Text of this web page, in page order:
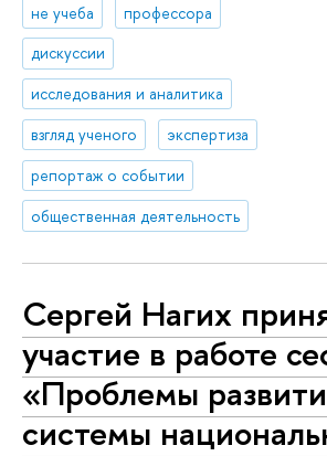
не учеба
профессора
дискуссии
исследования и аналитика
взгляд ученого
экспертиза
репортаж о событии
общественная деятельность
Сергей Нагих
участие в работе
«Проблемы
системы